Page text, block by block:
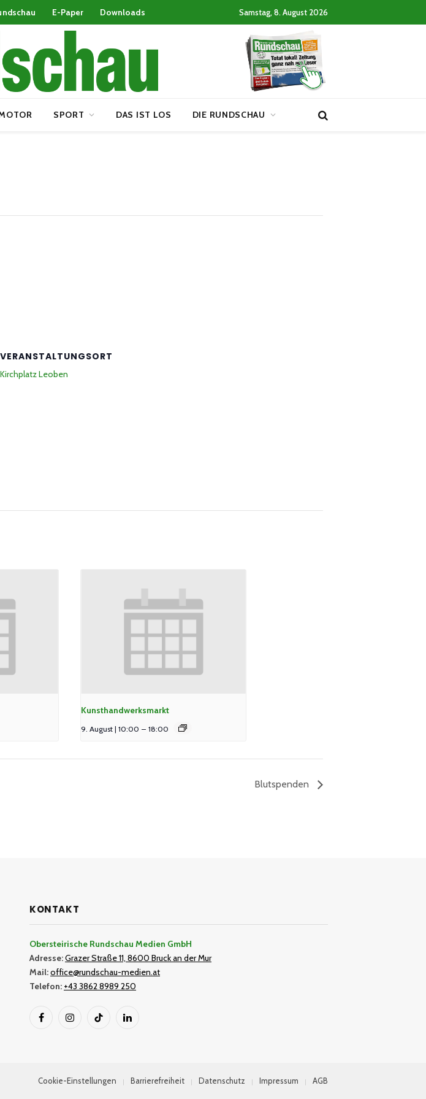
E-Paper Downloads Samstag, 8. August 2026
SPORT DAS IST LOS DIE RUNDSCHAU
VERANSTALTUNGSORT
Kirchplatz Leoben
Kunsthandwerksmarkt
9. August | 10:00 – 18:00
Blutspenden
KONTAKT
Obersteirische Rundschau Medien GmbH
Adresse:Grazer Straße 11, 8600 Bruck an der Mur
Mail:office@rundschau-medien.at
Telefon: +43 3862 8989 250
FacebookInstagramTikTok LinkedIn
Cookie-Einstellungen Barrierefreiheit Datenschutz Impressum AGB